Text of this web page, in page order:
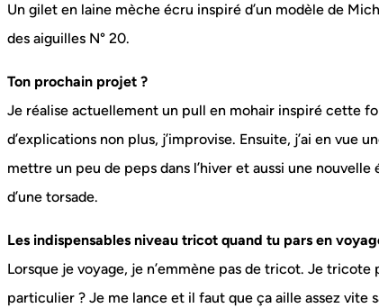
Un gilet en laine mèche écru inspiré d’un modèle de
des aiguilles N° 20.
Ton prochain projet ?
Je réalise actuellement un pull en mohair inspiré cette
d’explications non plus, j’improvise. Ensuite, j’ai en vue
mettre un peu de peps dans l’hiver et aussi une
d’une torsade.
Les indispensables niveau tricot quand tu pars en
Lorsque je voyage, je n’emmène pas de tricot. Je tricote
particulier ? Je me lance et il faut que ça aille assez vite